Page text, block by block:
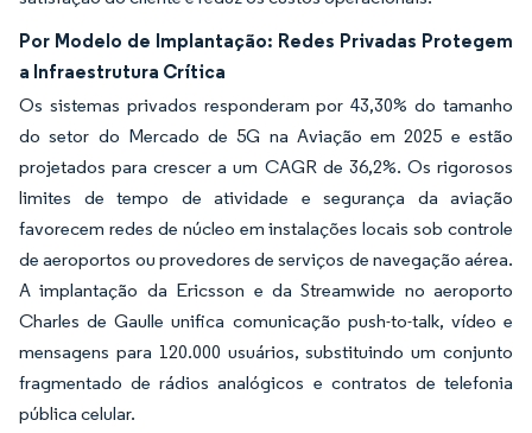
Por Modelo de Implantação: Redes Privadas Protegem
a Infraestrutura Crítica
Os sistemas privados responderam por 43,30% do tamanho
do setor do Mercado de 5G na Aviação em 2025 e estão
projetados para crescer a um CAGR de 36,2%. Os rigorosos
limites de tempo de atividade e segurança da aviação
favorecem redes de núcleo em instalações locais sob controle
de aeroportos ou provedores de serviços de navegação aérea.
A implantação da Ericsson e da Streamwide no aeroporto
Charles de Gaulle unifica comunicação push-to-talk, vídeo e
mensagens para 120.000 usuários, substituindo um conjunto
fragmentado de rádios analógicos e contratos de telefonia
pública celular.